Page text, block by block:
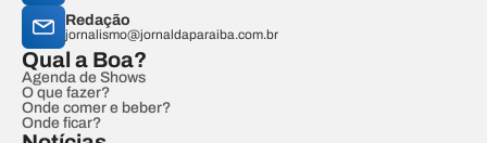
Redação
jornalismo@jornaldaparaiba.com.br
Qual a Boa?
Agenda de Shows
O que fazer?
Onde comer e beber?
Onde ficar?